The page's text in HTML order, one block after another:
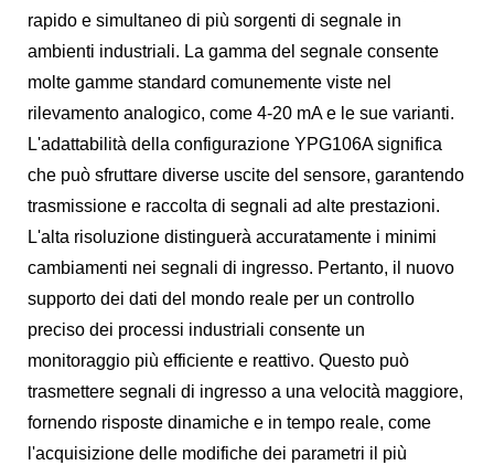
rapido e simultaneo di più sorgenti di segnale in
ambienti industriali. La gamma del segnale consente
molte gamme standard comunemente viste nel
rilevamento analogico, come 4-20 mA e le sue varianti.
L'adattabilità della configurazione YPG106A significa
che può sfruttare diverse uscite del sensore, garantendo
trasmissione e raccolta di segnali ad alte prestazioni.
L'alta risoluzione distinguerà accuratamente i minimi
cambiamenti nei segnali di ingresso. Pertanto, il nuovo
supporto dei dati del mondo reale per un controllo
preciso dei processi industriali consente un
monitoraggio più efficiente e reattivo. Questo può
trasmettere segnali di ingresso a una velocità maggiore,
fornendo risposte dinamiche e in tempo reale, come
l'acquisizione delle modifiche dei parametri il più